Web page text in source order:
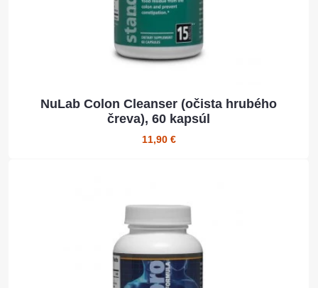
NuLab Colon Cleanser (očista hrubého
čreva), 60 kapsúl
11,90 €